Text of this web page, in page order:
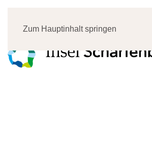
Zum Hauptinhalt springen